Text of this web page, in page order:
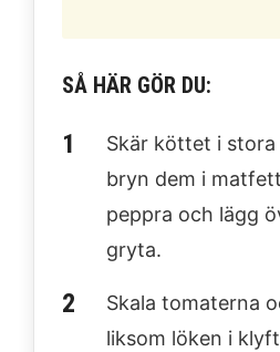
SÅ HÄR GÖR DU:
Skär köttet i
bryn dem i
peppra och lägg
gryta.
Skala tomaterna
liksom löken i